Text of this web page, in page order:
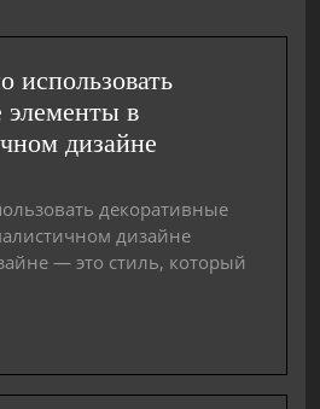
использовать
элементы в
дизайне
декоративные
дизайне
— это стиль, который